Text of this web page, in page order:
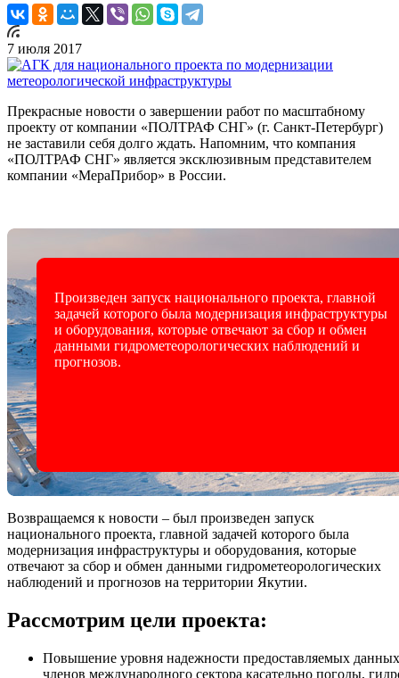
7 июля 2017
Прекрасные новости о завершении работ по масштабному
проекту от компании «ПОЛТРАФ СНГ» (г. Санкт-Петербург)
не заставили себя долго ждать. Напомним, что компания
«ПОЛТРАФ СНГ» является эксклюзивным представителем
компании «МераПрибор» в России.
Произведен запуск национального проекта, главной
задачей которого была модернизация инфраструктуры
и оборудования, которые отвечают за сбор и обмен
данными гидрометеорологических наблюдений и
прогнозов.
Возвращаемся к новости – был произведен запуск
национального проекта, главной задачей которого была
модернизация инфраструктуры и оборудования, которые
отвечают за сбор и обмен данными гидрометеорологических
наблюдений и прогнозов на территории Якутии.
Рассмотрим цели проекта:
Повышение уровня надежности предоставляемых
членов международного сектора касательно погоды,